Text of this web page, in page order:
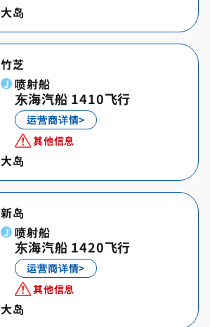
大岛
竹芝
喷射船
东海汽船 1410飞行
运营商详情>
其他信息
大岛
新岛
喷射船
东海汽船 1420飞行
运营商详情>
其他信息
大岛